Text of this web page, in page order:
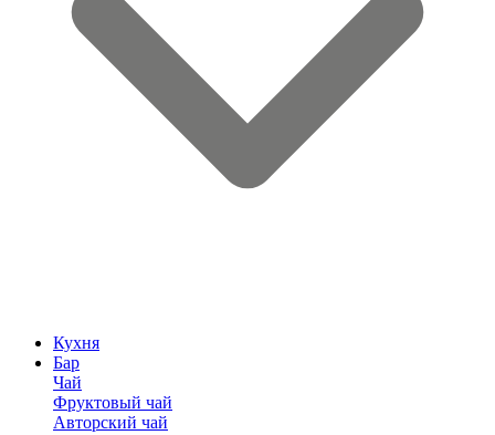
Кухня
Бар
Чай
Фруктовый чай
Авторский чай